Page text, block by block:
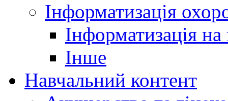
Інформатизація
Інформатизація
Інше
Навчальний контент